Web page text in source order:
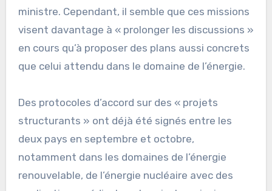
ministre. Cependant, il semble que ces missions
visent davantage à « prolonger les discussions »
en cours qu’à proposer des plans aussi concrets
que celui attendu dans le domaine de l’énergie.
Des protocoles d’accord sur des « projets
structurants » ont déjà été signés entre les
deux pays en septembre et octobre,
notamment dans les domaines de l’énergie
renouvelable, de l’énergie nucléaire avec des